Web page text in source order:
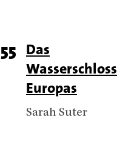
Page
number
55 Titel
Das
Wasserschloss
Europas
Authors
Sarah Suter